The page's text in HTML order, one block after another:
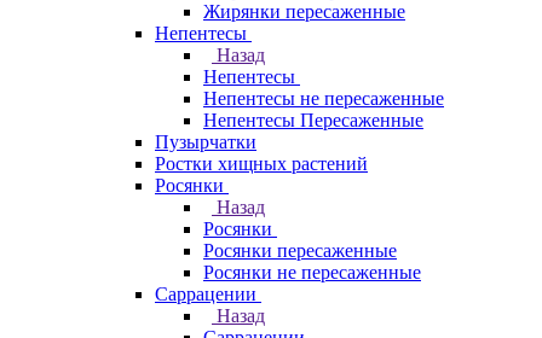
Жирянки пересаженные
Непентесы
Назад
Непентесы
Непентесы не пересаженные
Непентесы Пересаженные
Пузырчатки
Ростки хищных растений
Росянки
Назад
Росянки
Росянки пересаженные
Росянки не пересаженные
Саррацении
Назад